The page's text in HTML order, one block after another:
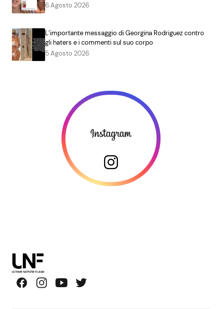
6 Agosto 2026
L’importante messaggio di Georgina Rodriguez contro
gli haters e i commenti sul suo corpo
5 Agosto 2026